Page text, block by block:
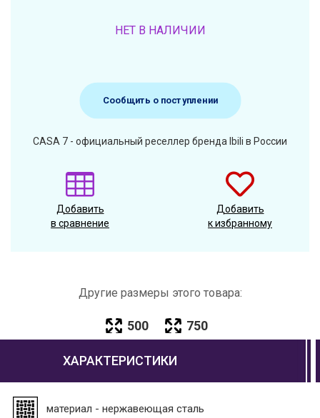
НЕТ В НАЛИЧИИ
Сообщить о поступлении
CASA 7 - официальный реселлер бренда Ibili в России
Добавить
в сравнение
Добавить
к избранному
Другие размеры этого товара:
500 750
ХАРАКТЕРИСТИКИ
материал - нержавеющая сталь